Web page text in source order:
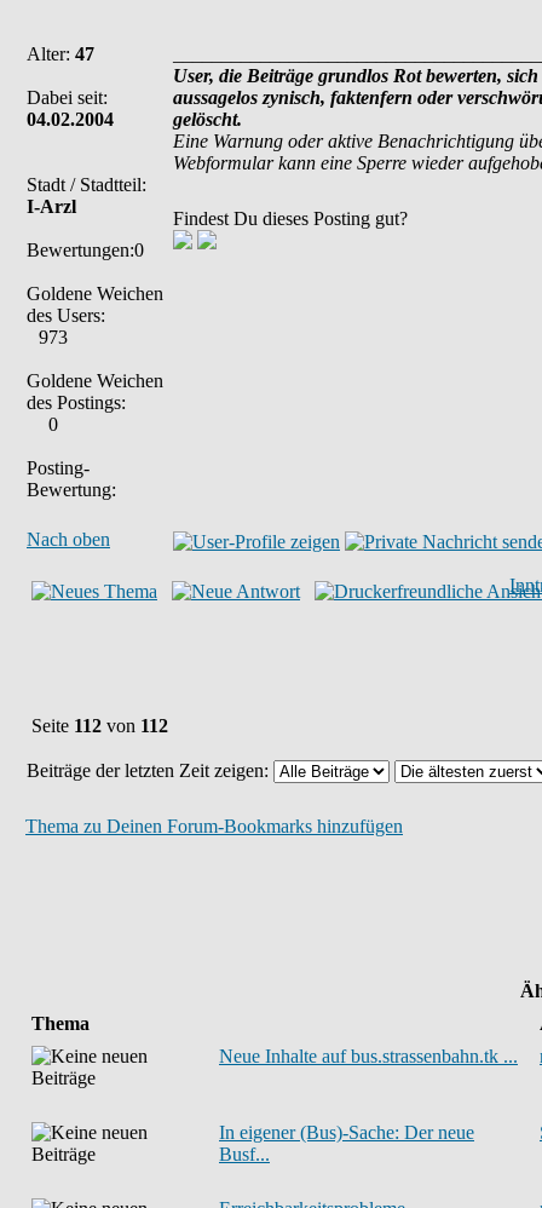
Alter: 47
Dabei seit:
04.02.2004
Stadt / Stadtteil:
I-Arzl
Bewertungen:0
Goldene Weichen
des Users:
973
Goldene Weichen
des Postings:
0
Posting-
Bewertung:
User, die Beiträge grundlos Rot bewerten,
aussagelos zynisch, faktenfern oder
gelöscht.
Eine Warnung oder aktive Benachrichtigung
Webformular kann eine Sperre wieder
Findest Du dieses Posting gut?
Nach oben
Seite 112 von 112
Beiträge der letzten Zeit zeigen:
Thema zu Deinen Forum-Bookmarks hinzufügen
Thema
Neue Inhalte auf bus.strassenbahn.tk ...
In eigener (Bus)-Sache: Der neue
Busf...